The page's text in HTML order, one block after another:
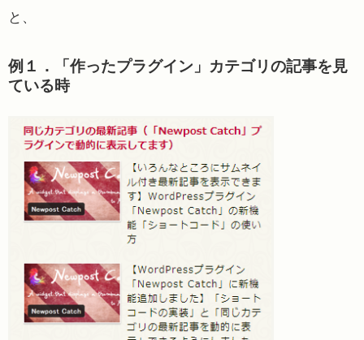
と、
例１．「作ったプラグイン」カテゴリの記事を見
ている時